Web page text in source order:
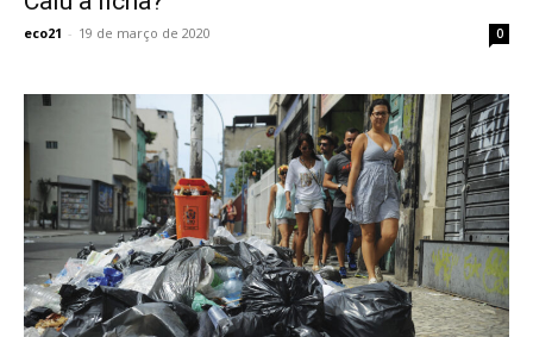
eco21 - 19 de março de 2020 0